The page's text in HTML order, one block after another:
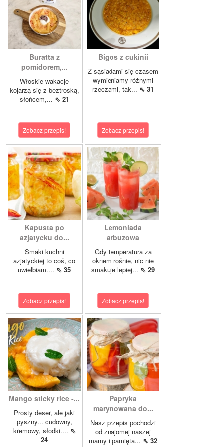
Buratta z
pomidorem,...
Włoskie wakacje
kojarzą się z beztroską,
słońcem,... ⇖ 21
Zobacz przepis!
Bigos z cukinii
Z sąsiadami się czasem
wymieniamy różnymi
rzeczami, tak... ⇖ 31
Zobacz przepis!
Kapusta po
azjatycku do...
Smaki kuchni
azjatyckiej to coś, co
uwielbiam.... ⇖ 35
Zobacz przepis!
Lemoniada
arbuzowa
Gdy temperatura za
oknem rośnie, nic nie
smakuje lepiej... ⇖ 29
Zobacz przepis!
Mango sticky rice -...
Prosty deser, ale jaki
pyszny... cudowny,
kremowy, słodki.... ⇖
24
Papryka
marynowana do...
Nasz przepis pochodzi
od znajomej naszej
mamy i pamięta... ⇖ 32